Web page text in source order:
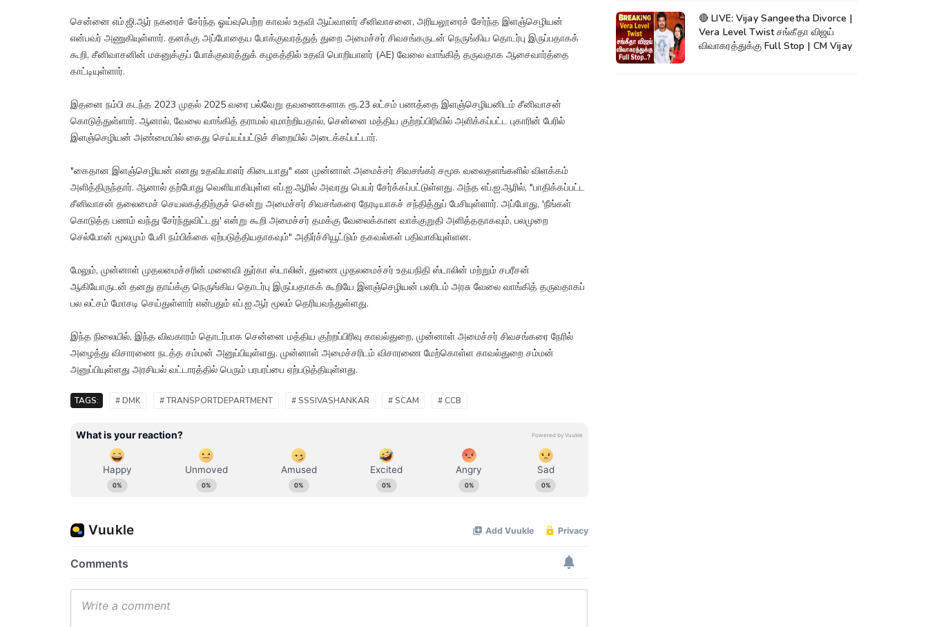
சென்னை எம்.ஜி.ஆர் நகரைச் சேர்ந்த ஓய்வுபெற்ற காவல் உதவி ஆய்வாளர் சீனிவாசனை, அரியலூரைச் சேர்ந்த இளஞ்செழியன்
என்பவர் அணுகியுள்ளார். தனக்கு அப்போதைய போக்குவரத்துத் துறை அமைச்சர் சிவசங்கருடன் நெருங்கிய தொடர்பு இருப்பதாகக்
கூறி, சீனிவாசனின் மகனுக்குப் போக்குவரத்துக் கழகத்தில் உதவி பொறியாளர் (AE) வேலை வாங்கித் தருவதாக ஆசைவார்த்தை
காட்டியுள்ளார்.
இதனை நம்பி கடந்த 2023 முதல் 2025 வரை பல்வேறு தவணைகளாக ரூ.23 லட்சம் பணத்தை இளஞ்செழியனிடம் சீனிவாசன்
கொடுத்துள்ளார். ஆனால், வேலை வாங்கித் தராமல் ஏமாற்றியதால், சென்னை மத்திய குற்றப்பிரிவில் அளிக்கப்பட்ட புகாரின் பேரில்
இளஞ்செழியன் அண்மையில் கைது செய்யப்பட்டுச் சிறையில் அடைக்கப்பட்டார்.
"கைதான இளஞ்செழியன் எனது உதவியாளர் கிடையாது" என முன்னாள் அமைச்சர் சிவசங்கர் சமூக வலைதளங்களில் விளக்கம்
அளித்திருந்தார். ஆனால் தற்போது வெளியாகியுள்ள எப்.ஐ.ஆரில் அவரது பெயர் சேர்க்கப்பட்டுள்ளது. அந்த எப்.ஐ.ஆரில், "பாதிக்கப்பட்ட
சீனிவாசன் தலைமைச் செயலகத்திற்குச் சென்று அமைச்சர் சிவசங்கரை நேரடியாகச் சந்தித்துப் பேசியுள்ளார். அப்போது, 'நீங்கள்
கொடுத்த பணம் வந்து சேர்ந்துவிட்டது' என்று கூறி அமைச்சர் தமக்கு வேலைக்கான வாக்குறுதி அளித்ததாகவும், பலமுறை
செல்போன் மூலமும் பேசி நம்பிக்கை ஏற்படுத்தியதாகவும்" அதிர்ச்சியூட்டும் தகவல்கள் பதிவாகியுள்ளன.
மேலும், முன்னாள் முதலமைச்சரின் மனைவி துர்கா ஸ்டாலின், துணை முதலமைச்சர் உதயநிதி ஸ்டாலின் மற்றும் சபரீசன்
ஆகியோருடன் தனது தாய்க்கு நெருங்கிய தொடர்பு இருப்பதாகக் கூறியே இளஞ்செழியன் பலரிடம் அரசு வேலை வாங்கித் தருவதாகப்
பல லட்சம் மோசடி செய்துள்ளார் என்பதும் எப்.ஐ.ஆர் மூலம் தெரியவந்துள்ளது.
இந்த நிலையில், இந்த விவகாரம் தொடர்பாக சென்னை மத்திய குற்றப்பிரிவு காவல்துறை, முன்னாள் அமைச்சர் சிவசங்கரை நேரில்
அழைத்து விசாரணை நடத்த சம்மன் அனுப்பியுள்ளது. முன்னாள் அமைச்சரிடம் விசாரணை மேற்கொள்ள காவல்துறை சம்மன்
அனுப்பியுள்ளது அரசியல் வட்டாரத்தில் பெரும் பரபரப்பை ஏற்படுத்தியுள்ளது.
TAGS: # DMK # TRANSPORTDEPARTMENT # SSSIVASHANKAR # SCAM # CCB
🔴 LIVE: Vijay Sangeetha Divorce |
Vera Level Twist சங்கீதா விஜய்
விவாகரத்துக்கு Full Stop | CM Vijay